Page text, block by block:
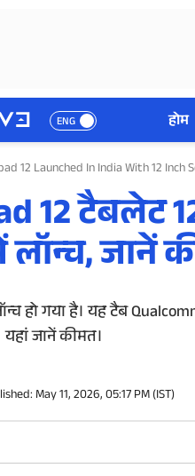
ENG होम
12 Launched In India With 12
12 टैबलेट
लॉन्च, जानें
हो गया है। यह टैब
जानें कीमत।
May 11, 2026, 05:17 PM (IST)